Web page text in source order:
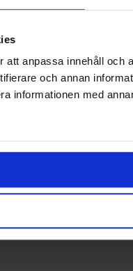
att anpassa innehåll
och annan
informationen med